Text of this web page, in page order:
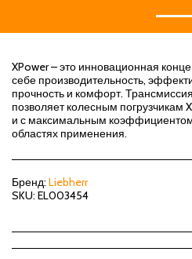
XPower – это инновационная
себе производительность,
прочность и комфорт.
позволяет колесным погрузчикам
и с максимальным коэффициентом
областях применения.
Бренд: Liebherr
SKU: EL003454